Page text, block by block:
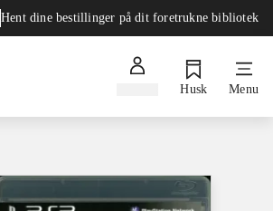
Hent dine bestillinger på dit foretrukne bibliotek
Husk Menu